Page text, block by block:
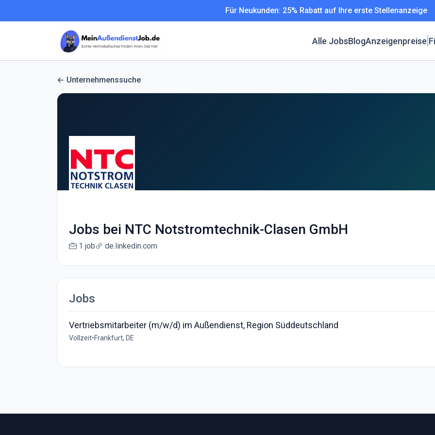
Für Neukunden: 25% Rabatt auf Ihre erste Stellenanzeige
Alle JobsBlogAnzeigenpreise
Unternehmenssuche
Jobs bei NTC Notstromtechnik-Clasen GmbH
1 job de.linkedin.com
Jobs
Vertriebsmitarbeiter (m/w/d) im Außendienst, Region Süddeutschland
Vollzeit•Frankfurt, DE